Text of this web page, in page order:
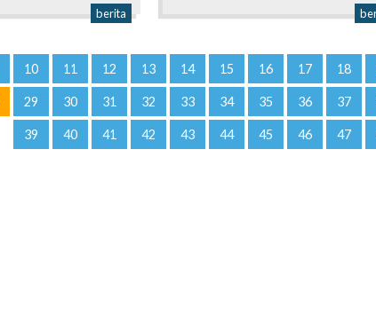
berita
10 11 12 13 14 15 16 17 18
29 30 31 32 33 34 35 36 37
39 40 41 42 43 44 45 46 47